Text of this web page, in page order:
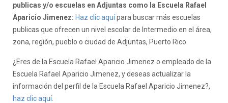
publicas y/o escuelas en Adjuntas como la Escuela Rafael
Aparicio Jimenez: Haz clic aquípara buscar más escuelas
publicas que ofrecen un nivel escolar de Intermedio en el área,
zona, región, pueblo o ciudad de Adjuntas, Puerto Rico.
¿Eres de la Escuela Rafael Aparicio Jimenez o empleado de la
Escuela Rafael Aparicio Jimenez, y deseas actualizar la
información del perfil de la Escuela Rafael Aparicio Jimenez?,
haz clic aquí.